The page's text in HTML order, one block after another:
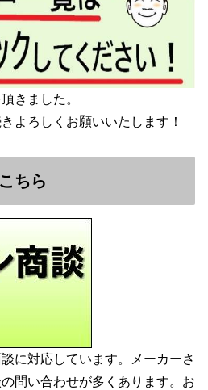
きました。
よろしくお願いいたします！
ちら
に対応しています。メーカーさ
問い合わせが多くあります。お